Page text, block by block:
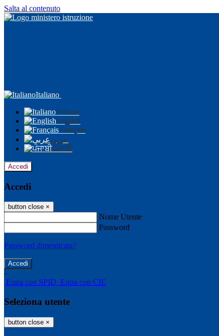
Salta al contenuto
Italiano
Italiano
English
Français
عربى
ਪੰਜਾਬੀ
Accedi
Accedi
button close ×
Nome Utente
Password
Password dimenticata?
-
Entra con SPID Entra con CIE
Seleziona utente
button close ×